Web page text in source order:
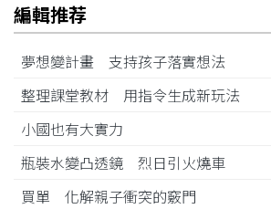
編輯推荐
夢想變計畫 支持孩子落實想法
整理課堂教材 用指令生成新玩法
小國也有大實力
瓶裝水變凸透鏡 烈日引火燒車
買單 化解親子衝突的竅門